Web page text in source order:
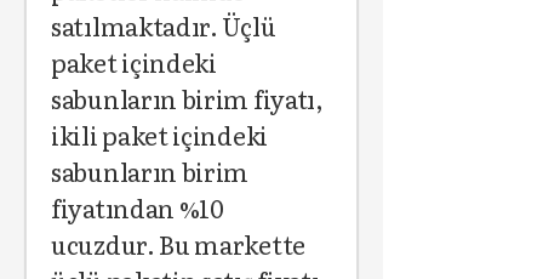
satılmaktadır. Üçlü
paket içindeki
sabunların birim fiyatı,
ikili paket içindeki
sabunların birim
fiyatından %10
ucuzdur. Bu markette